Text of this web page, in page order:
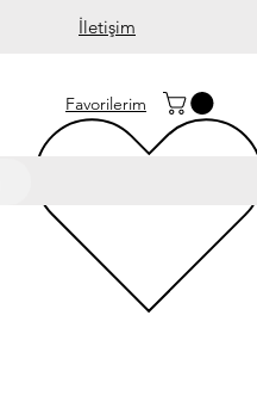
İletişim
Favorilerim